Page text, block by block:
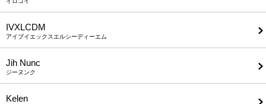
IVXLCDM
アイブイエックスエルシーディーエム
Jih Nunc
ジーヌンク
Kelen